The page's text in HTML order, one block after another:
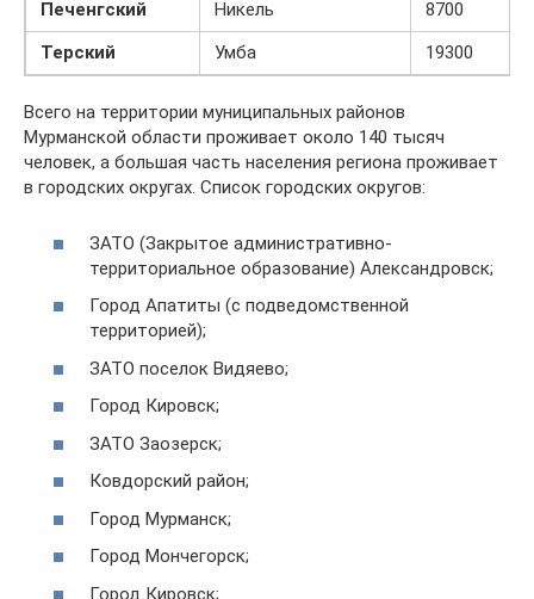
Печенгский Никель
8700
Терский
Умба 19300
Всего на территории муниципальных районов
Мурманской области проживает около 140 тысяч
человек, а большая часть населения региона проживает
в городских округах. Список городских округов:
ЗАТО (Закрытое административно-
территориальное образование) Александровск;
Город Апатиты (с подведомственной
территорией);
ЗАТО поселок Видяево;
Город Кировск;
ЗАТО Заозерск;
Ковдорский район;
Город Мурманск;
Город Мончегорск;
Город Кировск;